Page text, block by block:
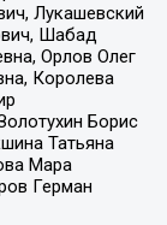
Лукашевский
Шабад
Орлов Олег
Королева
Борис
Татьяна
Мара
Герман